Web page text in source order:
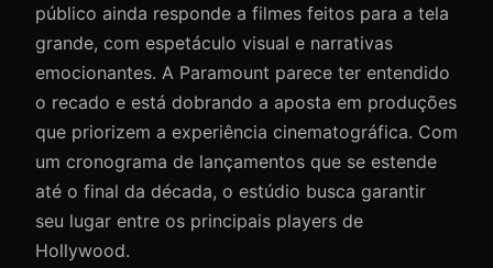
público ainda responde a filmes feitos para a tela
grande, com espetáculo visual e narrativas
emocionantes. A Paramount parece ter entendido
o recado e está dobrando a aposta em produções
que priorizem a experiência cinematográfica. Com
um cronograma de lançamentos que se estende
até o final da década, o estúdio busca garantir
seu lugar entre os principais players de
Hollywood.